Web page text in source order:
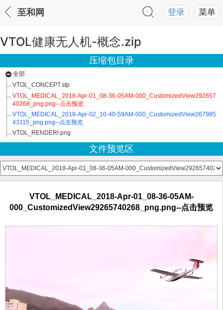
菜单
登录
至和网
VTOL健康无人机-概念.zip
压缩包目录
全部
VTOL_CONCEPT.stp
VTOL_MEDICAL_2018-Apr-01_08-36-05AM-000_CustomizedView292657
40268_png.png--点击预览
VTOL_MEDICAL_2018-Apr-02_10-40-59AM-000_CustomizedView267985
43115_png.png--点击预览
VTOL_RENDERl.png
文件预览区
VTOL_MEDICAL_2018-Apr-01_08-36-05AM-
000_CustomizedView29265740268_png.png--点击预览